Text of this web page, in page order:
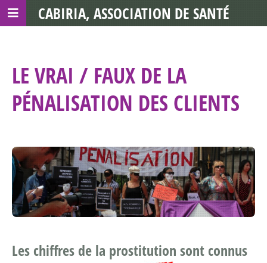
LE VRAI / FAUX DE LA
PÉNALISATION DES CLIENTS
Les chiffres de la prostitution sont connus
CABIRIA, ASSOCIATION DE SANTÉ